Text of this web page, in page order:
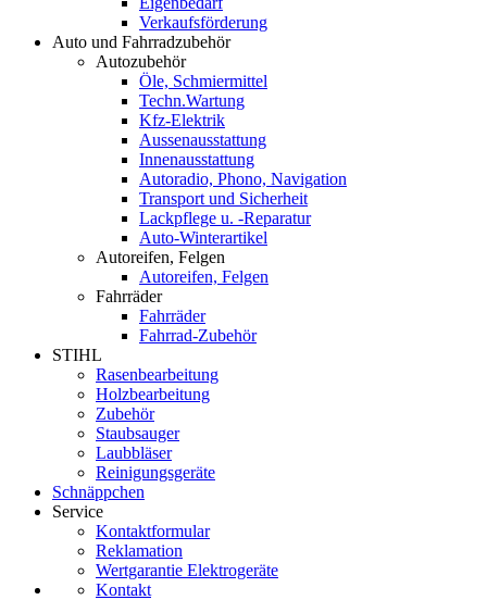
Verkaufsförderung
Auto und Fahrradzubehör
Autozubehör
Öle, Schmiermittel
Techn.Wartung
Kfz-Elektrik
Aussenausstattung
Innenausstattung
Autoradio, Phono, Navigation
Transport und Sicherheit
Lackpflege u. -Reparatur
Auto-Winterartikel
Autoreifen, Felgen
Autoreifen, Felgen
Fahrräder
Fahrräder
Fahrrad-Zubehör
STIHL
Rasenbearbeitung
Holzbearbeitung
Zubehör
Staubsauger
Laubbläser
Reinigungsgeräte
Schnäppchen
Service
Kontaktformular
Reklamation
Wertgarantie Elektrogeräte
Kontakt